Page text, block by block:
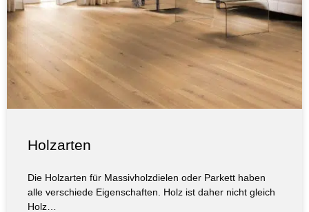
Holzarten
Die Holzarten für Massivholzdielen oder Parkett haben
alle verschiede Eigenschaften. Holz ist daher nicht gleich
Holz…